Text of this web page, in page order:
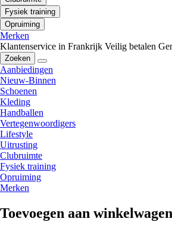
Fysiek training
Opruiming
Merken
Klantenservice in Frankrijk Veilig betalen
Zoeken
Aanbiedingen
Nieuw-Binnen
Schoenen
Kleding
Handballen
Vertegenwoordigers
Lifestyle
Uitrusting
Clubruimte
Fysiek training
Opruiming
Merken
Toevoegen aan